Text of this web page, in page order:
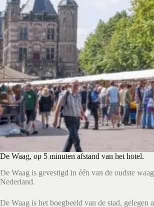
De Waag, op 5 minuten afstand van het hotel.
De Waag is gevestigd in één van de oudste
Nederland.
De Waag is het boegbeeld van de stad, gelegen